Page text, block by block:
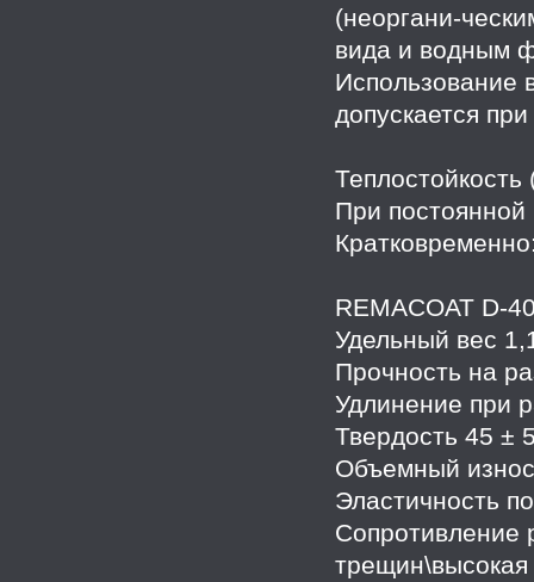
(неоргани-
вида и водным
Использование
допускается
Теплостойкость
При
REMACOAT D-
Удельный вес
Прочность на
Удлинение при
Твердость 45 ±
Объемный
Эластичность
Сопротивление